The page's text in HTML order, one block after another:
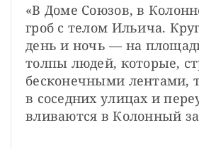
«В Доме Союзов, в
гроб с телом Ильича.
день и ночь — на
толпы людей, которые,
бесконечными лентами,
в соседних улицах и
вливаются в Колонный